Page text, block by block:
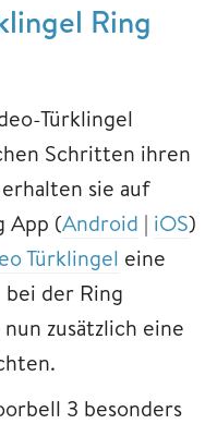
Ring
Türklingel
Schritten ihren
sie auf
App (Android | iOS)
Türklingel eine
der Ring
zusätzlich eine
3 besonders